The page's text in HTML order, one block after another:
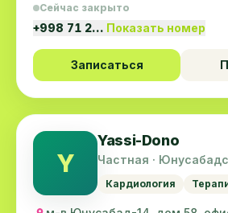
Сейчас закрыто
+998 71 2… Показать номер
Записаться
Y
Yassi-Dono
Частная ·
Кардиология